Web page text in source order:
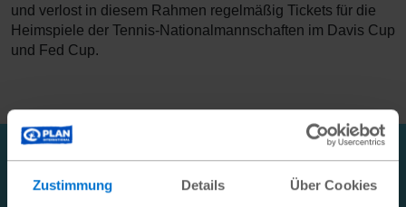
Zustimmung Details Über Cookies
und verlost in diesem Rahmen regelmäßig Tickets für die
Heimspiele der Tennis-Nationalmannschaften im Davis Cup
und Fed Cup.
Newsletter!
Bleiben Sie immer auf dem Laufenden: Registrieren Sie